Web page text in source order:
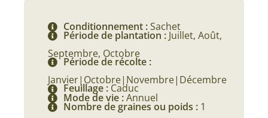
Conditionnement :Sachet
Période de plantation : Juillet, Août,
Septembre, Octobre
Période de récolte :
Janvier|Octobre|Novembre|Décembre
Feuillage : Caduc
Mode de vie :Annuel
Nombre de graines ou poids : 1